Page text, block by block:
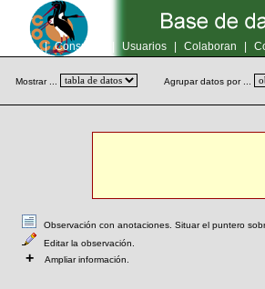
Inicio | Consultas Usuarios Colaboran
Mostrar ... Agrupar datos por ...
Observación con anotaciones. Situar el puntero
Editar la observación.
+ Ampliar información.